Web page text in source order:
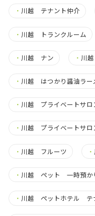
・ 川越 テナント仲介
・ 川越 トランクルーム
・ 川越 ナン ・ 川
・ 川越 はつかり醤油ラー
・ 川越 プライベートサ
・ 川越 プライベートサ
・ 川越 フルーツ ・
・ 川越 ペット 一時預か
・ 川越 ペットホテル テ